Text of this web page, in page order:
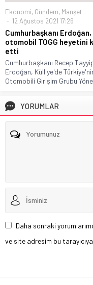
Ekonomi, Gündem, Manşet
12 Ağustos 2021 17:26
Cumhurbaşkanı
otomobil TOGG heyetini
etti
Cumhurbaşkanı Recep
Erdoğan, Külliye'de
Otomobili Girişim Grubu
YORUMLAR
Daha sonraki
ve site adresim bu